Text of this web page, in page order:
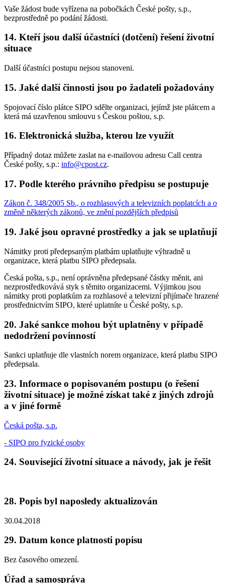
Vaše žádost bude vyřízena na pobočkách České pošty, s.p.,
bezprostředně po podání žádosti.
14. Kteří jsou další účastníci (dotčení) řešení životní
situace
Další účastníci postupu nejsou stanoveni.
15. Jaké další činnosti jsou po žadateli požadovány
Spojovací číslo plátce SIPO sdělte organizaci, jejímž jste plátcem a
která má uzavřenou smlouvu s Českou poštou, s.p.
16. Elektronická služba, kterou lze využít
Případný dotaz můžete zaslat na e-mailovou adresu Call centra
České pošty, s.p.: info@cpost.cz.
17. Podle kterého právního předpisu se postupuje
Zákon č. 348/2005 Sb., o rozhlasových a televizních poplatcích a o
změně některých zákonů, ve znění pozdějších předpisů
19. Jaké jsou opravné prostředky a jak se uplatňují
Námitky proti předepsaným platbám uplatňujte výhradně u
organizace, která platbu SIPO předepsala.
Česká pošta, s.p., není oprávněna předepsané částky měnit, ani
nezprostředkovává styk s těmito organizacemi. Výjimkou jsou
námitky proti poplatkům za rozhlasové a televizní přijímače hrazené
prostřednictvím SIPO, které uplatníte u České pošty, s.p.
20. Jaké sankce mohou být uplatněny v případě
nedodržení povinností
Sankci uplatňuje dle vlastních norem organizace, která platbu SIPO
předepsala.
23. Informace o popisovaném postupu (o řešení
životní situace) je možné získat také z jiných zdrojů
a v jiné formě
Česká pošta, s.p.
- SIPO pro fyzické osoby
24. Související životní situace a návody, jak je řešit
28. Popis byl naposledy aktualizován
30.04.2018
29. Datum konce platnosti popisu
Bez časového omezení.
Úřad a samospráva